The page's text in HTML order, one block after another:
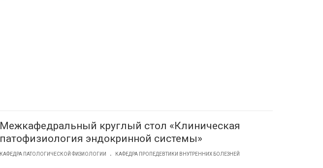
Межкафедральный круглый стол «Клиническая
патофизиология эндокринной системы»
КАФЕДРА ПАТОЛОГИЧЕСКОЙ ФИЗИОЛОГИИ . КАФЕДРА ПРОПЕДЕВТИКИ ВНУТРЕННИХ БОЛЕЗНЕЙ